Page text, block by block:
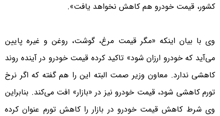
کشور، قیمت خودرو هم کاهش نخواهد یافت».
وی با بیان اینکه «مگر قیمت مرغ، گوشت، روغن و غیره پایین
می‌آید که خودرو ارزان شود» تاکید کرده قیمت خودرو در آینده روند
کاهشی ندارد. معاون وزیر صمت البته این را هم گفته که اگر نرخ
تورم کاهشی شود، قیمت خودرو نیز در «بازار» افت می‌کند. بنابراین
وی شرط کاهش قیمت خودرو در بازار را کاهش تورم عنوان کرده